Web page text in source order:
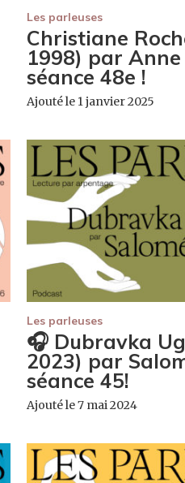
Les parleuses
Christiane
1998) par
séance 48e !
Ajouté le 1 janvier 2025
Les parleuses
🎧 Dubravka
2023) par
séance 45!
Ajouté le 7 mai 2024